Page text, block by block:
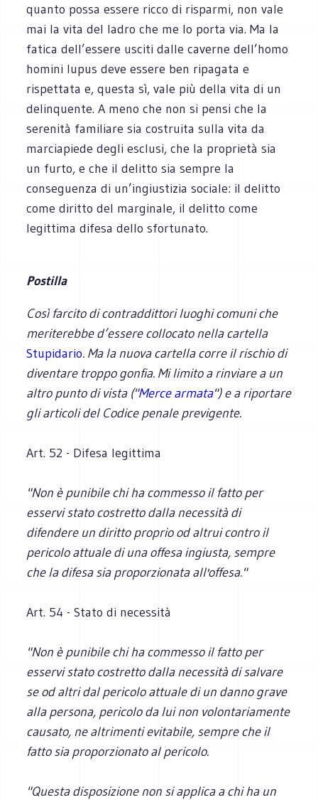
quanto possa essere ricco di risparmi, non vale
mai la vita del ladro che me lo porta via. Ma la
fatica dell’essere usciti dalle caverne dell’homo
homini lupus deve essere ben ripagata e
rispettata e, questa sì, vale più della vita di un
delinquente. A meno che non si pensi che la
serenità familiare sia costruita sulla vita da
marciapiede degli esclusi, che la proprietà sia
un furto, e che il delitto sia sempre la
conseguenza di un’ingiustizia sociale: il delitto
come diritto del marginale, il delitto come
legittima difesa dello sfortunato.
Postilla
Così farcito di contraddittori luoghi comuni che
meriterebbe d’essere collocato nella cartella
Stupidario. Ma la nuova cartella corre il rischio di
diventare troppo gonfia. Mi limito a rinviare a un
altro punto di vista ("Merce armata") e a riportare
gli articoli del Codice penale previgente.
Art. 52 - Difesa legittima
"Non è punibile chi ha commesso il fatto per
esservi stato costretto dalla necessità di
difendere un diritto proprio od altrui contro il
pericolo attuale di una offesa ingiusta, sempre
che la difesa sia proporzionata all'offesa."
Art. 54 - Stato di necessità
"Non è punibile chi ha commesso il fatto per
esservi stato costretto dalla necessità di salvare
se od altri dal pericolo attuale di un danno grave
alla persona, pericolo da lui non volontariamente
causato, ne altrimenti evitabile, sempre che il
fatto sia proporzionato al pericolo.
"Questa disposizione non si applica a chi ha un